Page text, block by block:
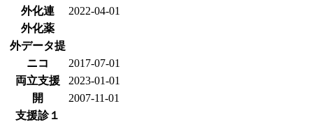
外化連
2022-04-01
外化薬
外データ提
ニコ
2017-07-01
両立支援
2023-01-01
開
2007-11-01
支援診１